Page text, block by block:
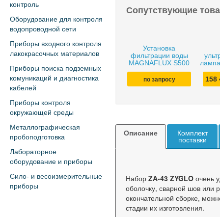
контроль
Оборудование для контроля
водопроводной сети
Приборы входного контроля
лакокрасочных материалов
Приборы поиска подземных
комуникаций и диагностика
кабелей
Приборы контроля
окружающей среды
Металлографическая
пробоподготовка
Лабораторное
оборудование и приборы
Сило- и весоизмерительные
приборы
Сопутствующие
Установка
фильтрации воды
MAGNAFLUX S500
по запросу 158
Описание
Комплект
поставки
Набор ZA-43 ZYGLO очень
оболочку, сварной шов или
окончательной сборке,
стадии их изготовления.